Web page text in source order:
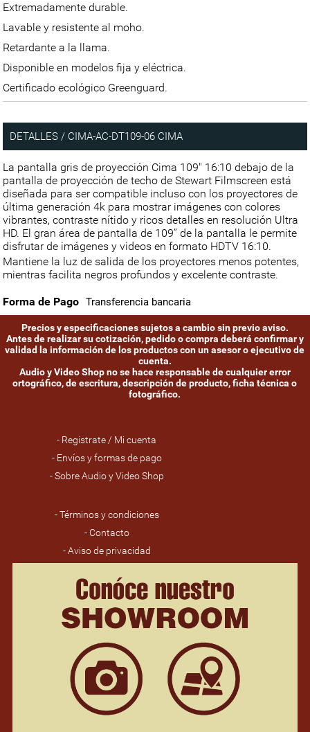
Extremadamente durable.
Lavable y resistente al moho.
Retardante a la llama.
Disponible en modelos fija y eléctrica.
Certificado ecológico Greenguard.
DETALLES / CIMA-AC-DT109-06 CIMA
La pantalla gris de proyección Cima 109" 16:10 debajo de la
pantalla de proyección de techo de Stewart Filmscreen está
diseñada para ser compatible incluso con los proyectores de
última generación 4k para mostrar imágenes con colores
vibrantes, contraste nítido y ricos detalles en resolución Ultra
HD. El gran área de pantalla de 109” de la pantalla le permite
disfrutar de imágenes y videos en formato HDTV 16:10.
Mantiene la luz de salida de los proyectores menos potentes,
mientras facilita negros profundos y excelente contraste.
Forma de Pago Transferencia bancaria
Precios y especificaciones sujetos a cambio sin previo aviso.
Antes de realizar su cotización, pedido o compra deberá confirmar y
validad la información de los productos con un asesor o ejecutivo de
cuenta.
Audio y Video Shop no se hace responsable de cualquier error
ortográfico, de escritura, descripción de producto, ficha técnica o
fotográfico.
- Registrate / Mi cuenta
- Envíos y formas de pago
- Sobre Audio y Video Shop
- Términos y condiciones
- Contacto
- Aviso de privacidad